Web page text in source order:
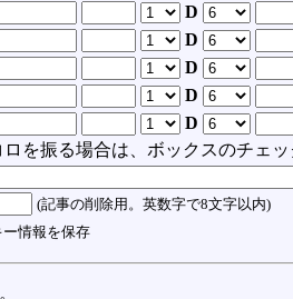
D
D
D
D
D
を振る場合は、ボックスのチェッ
(記事の削除用。英数字で8文字以内)
ー情報を保存